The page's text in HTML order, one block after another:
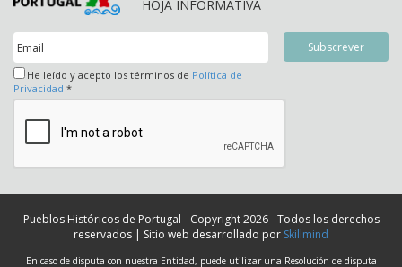
HOJA INFORMATIVA
He leído y acepto los términos de Política de
Privacidad *
Pueblos Históricos de Portugal - Copyright 2026 - Todos los derechos
reservados | Sitio web desarrollado por Skillmind
En caso de disputa con nuestra Entidad, puede utilizar una Resolución de disputa